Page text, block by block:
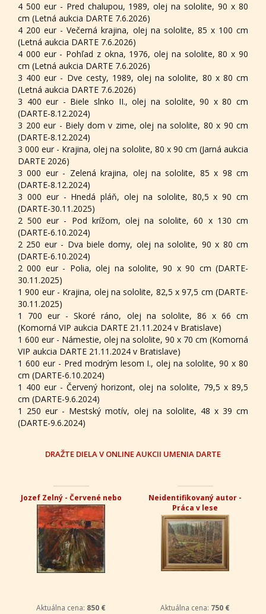
4 500 eur - Pred chalupou, 1989, olej na sololite, 90 x 80
cm (Letná aukcia DARTE 7.6.2026)
4 200 eur - Večerná krajina, olej na sololite, 85 x 100 cm
(Letná aukcia DARTE 7.6.2026)
4 000 eur - Pohľad z okna, 1976, olej na sololite, 80 x 90
cm (Letná aukcia DARTE 7.6.2026)
3 400 eur - Dve cesty, 1989, olej na sololite, 80 x 80 cm
(Letná aukcia DARTE 7.6.2026)
3 400 eur - Biele slnko II., olej na sololite, 90 x 80 cm
(DARTE-8.12.2024)
3 200 eur - Biely dom v zime, olej na sololite, 80 x 90 cm
(DARTE-8.12.2024)
3 000 eur - Krajina, olej na sololite, 80 x 90 cm (Jarná aukcia
DARTE 2026)
3 000 eur - Zelená krajina, olej na sololite, 85 x 98 cm
(DARTE-8.12.2024)
3 000 eur - Hnedá pláň, olej na sololite, 80,5 x 90 cm
(DARTE-30.11.2025)
2 500 eur - Pod krížom, olej na sololite, 60 x 130 cm
(DARTE-6.10.2024)
2 250 eur - Dva biele domy, olej na sololite, 90 x 80 cm
(DARTE-6.10.2024)
2 000 eur - Polia, olej na sololite, 90 x 90 cm (DARTE-
30.11.2025)
1 900 eur - Krajina, olej na sololite, 82,5 x 97,5 cm (DARTE-
30.11.2025)
1 700 eur - Skoré ráno, olej na sololite, 86 x 66 cm
(Komorná VIP aukcia DARTE 21.11.2024 v Bratislave)
1 600 eur - Námestie, olej na sololite, 90 x 70 cm (Komorná
VIP aukcia DARTE 21.11.2024 v Bratislave)
1 600 eur - Pred modrým lesom I., olej na sololite, 90 x 80
cm (DARTE-6.10.2024)
1 400 eur - Červený horizont, olej na sololite, 79,5 x 89,5
cm (DARTE-9.6.2024)
1 250 eur - Mestský motív, olej na sololite, 48 x 39 cm
(DARTE-9.6.2024)
DRAŽTE DIELA V ONLINE AUKCII UMENIA DARTE
Jozef Zelný - Červené nebo
Aktuálna cena: 850 €
Neidentifikovaný autor -
Práca v lese
Aktuálna cena: 750 €